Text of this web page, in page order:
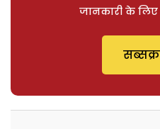
जानकारी के लिए